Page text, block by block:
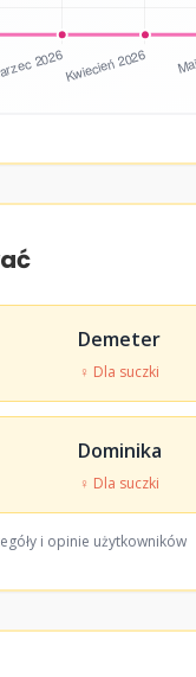
Demeter
♀ Dla suczki
Dominika
♀ Dla suczki
i opinie użytkowników